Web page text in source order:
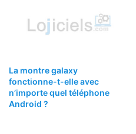
La montre galaxy
fonctionne-t-elle avec
n’importe quel téléphone
Android ?